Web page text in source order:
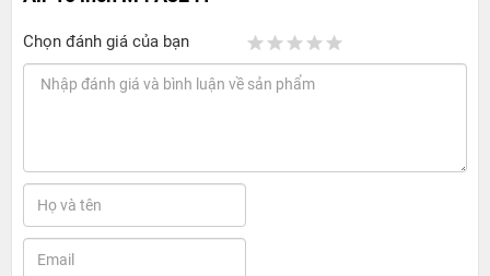
Chọn đánh giá của bạn